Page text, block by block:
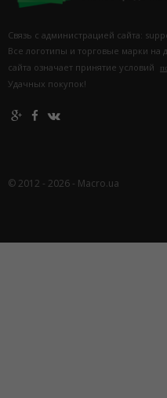
Связь с администрацией сайта:
Все логотипы и торговые марки на
сайта означает принятие условий
Удачных покупок!
© 2012 - 2026 - Macro.ua